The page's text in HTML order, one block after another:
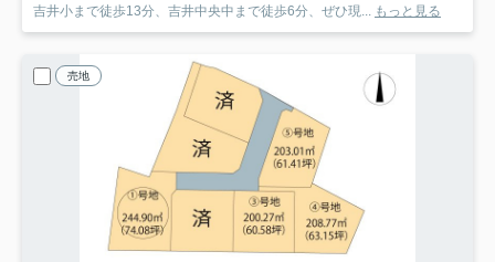
吉井小まで徒歩13分、吉井中央中まで徒歩6分、ぜひ現... もっと見る
売地